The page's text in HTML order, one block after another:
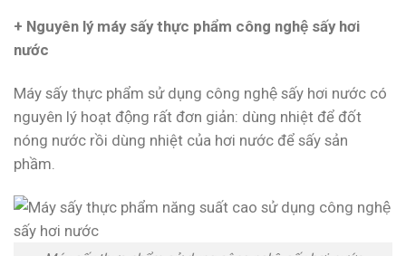
+ Nguyên lý máy sấy thực phẩm công nghệ sấy hơi
nước
Máy sấy thực phẩm sử dụng công nghệ sấy hơi nước có
nguyên lý hoạt động rất đơn giản: dùng nhiệt để đốt
nóng nước rồi dùng nhiệt của hơi nước để sấy sản
phầm.